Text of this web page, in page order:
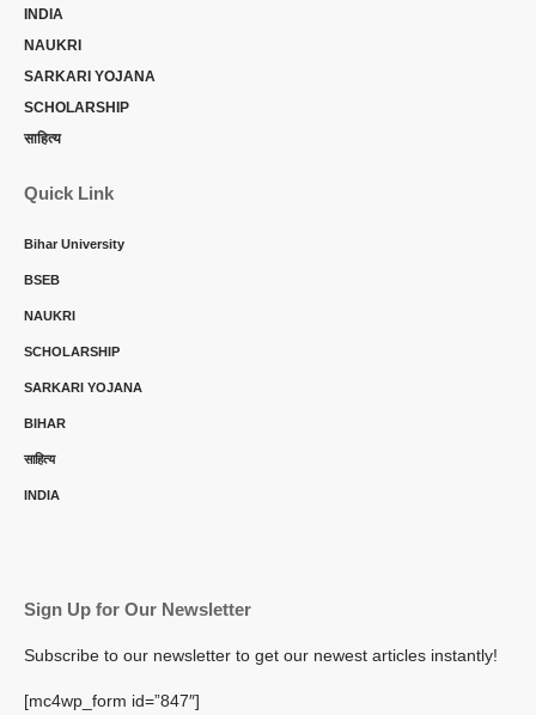
INDIA
NAUKRI
SARKARI YOJANA
SCHOLARSHIP
साहित्य
Quick Link
Bihar University
BSEB
NAUKRI
SCHOLARSHIP
SARKARI YOJANA
BIHAR
साहित्य
INDIA
Sign Up for Our Newsletter
Subscribe to our newsletter to get our newest articles instantly!
[mc4wp_form id=”847″]